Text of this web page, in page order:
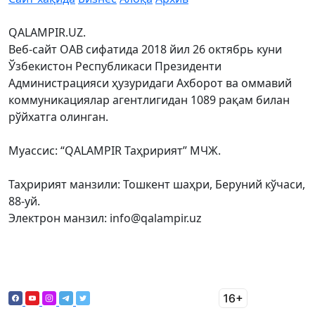
QALAMPIR.UZ.
Веб-сайт ОАВ сифатида 2018 йил 26 октябрь куни
Ўзбекистон Республикаси Президенти
Администрацияси ҳузуридаги Ахборот ва оммавий
коммуникациялар агентлигидан 1089 рақам билан
рўйхатга олинган.
Муассис: “QALAMPIR Таҳририят” МЧЖ.
Таҳририят манзили: Тошкент шаҳри, Беруний кўчаси,
88-уй.
Электрон манзил: info@qalampir.uz